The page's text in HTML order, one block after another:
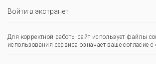
Войти в экстранет
Для корректной работы сайт использует файлы
использования сервиса означает ваше согласие